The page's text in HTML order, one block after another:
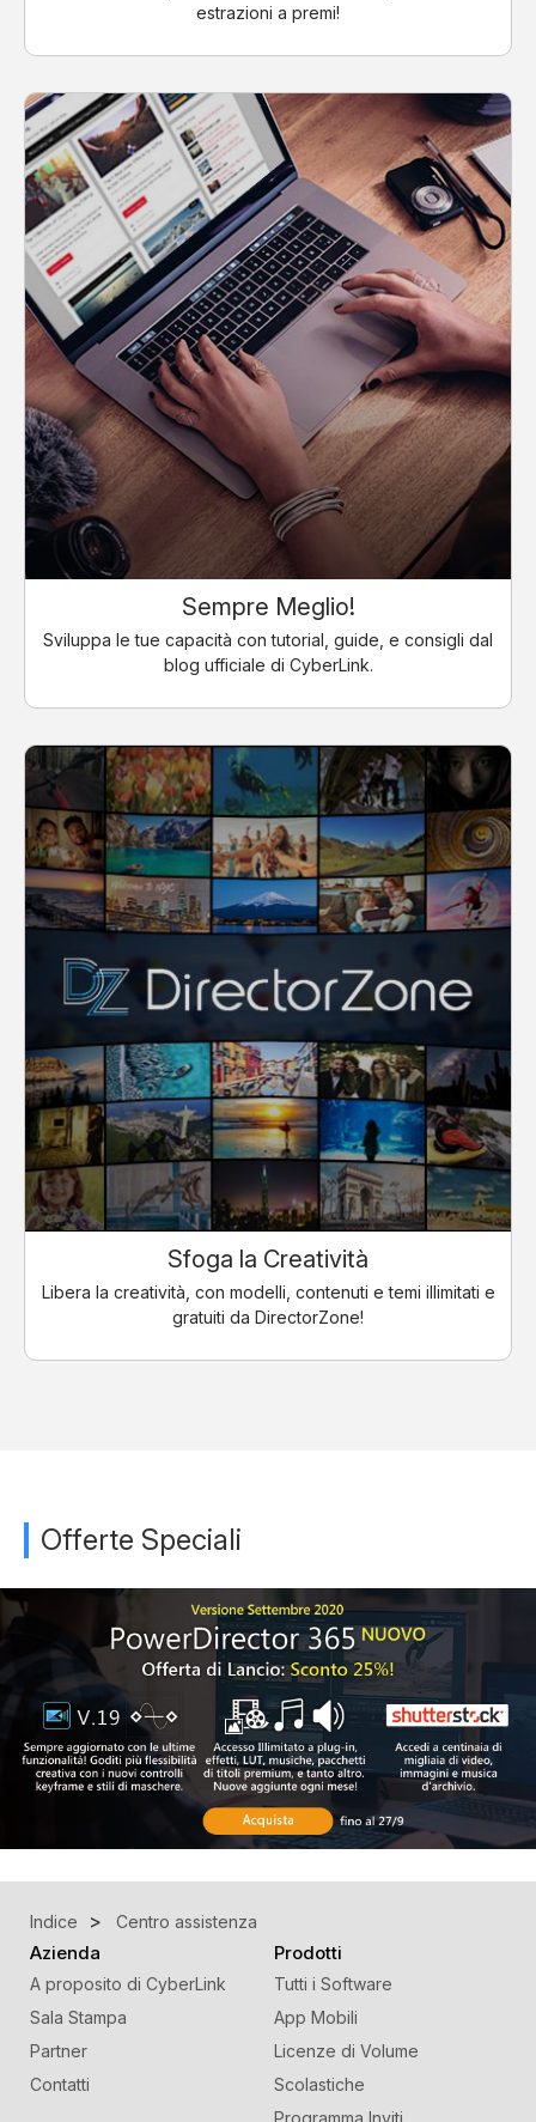
estrazioni a premi!
Sempre Meglio!
Sviluppa le tue capacità con tutorial, guide, e consigli dal
blog ufficiale di CyberLink.
Sfoga la Creatività
Libera la creatività, con modelli, contenuti e temi illimitati e
gratuiti da DirectorZone!
Offerte Speciali
Indice Centro assistenza
Azienda
A proposito di CyberLink
Sala Stampa
Partner
Contatti
Prodotti
Tutti i Software
App Mobili
Licenze di Volume
Scolastiche
Programma Inviti